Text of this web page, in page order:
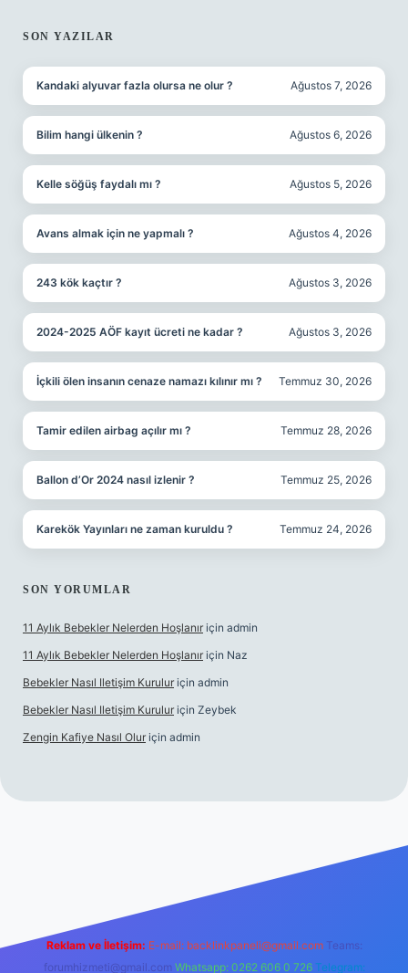
SON YAZILAR
Kandaki alyuvar fazla olursa ne olur ? Ağustos 7, 2026
Bilim hangi ülkenin ? Ağustos 6, 2026
Kelle söğüş faydalı mı ? Ağustos 5, 2026
Avans almak için ne yapmalı ? Ağustos 4, 2026
243 kök kaçtır ? Ağustos 3, 2026
2024-2025 AÖF kayıt ücreti ne kadar ? Ağustos 3, 2026
İçkili ölen insanın cenaze namazı kılınır mı ? Temmuz 30, 2026
Tamir edilen airbag açılır mı ? Temmuz 28, 2026
Ballon d’Or 2024 nasıl izlenir ? Temmuz 25, 2026
Karekök Yayınları ne zaman kuruldu ? Temmuz 24, 2026
SON YORUMLAR
11 Aylık Bebekler Nelerden Hoşlanır için admin
11 Aylık Bebekler Nelerden Hoşlanır için Naz
Bebekler Nasıl Iletişim Kurulur için admin
Bebekler Nasıl Iletişim Kurulur için Zeybek
Zengin Kafiye Nasıl Olur için admin
betexper
Reklam ve İletişim: E-mail: backlinkpaneli@gmail.com Teams:
forumhizmeti@gmail.com Whatsapp: 0262 606 0 726 Telegram: